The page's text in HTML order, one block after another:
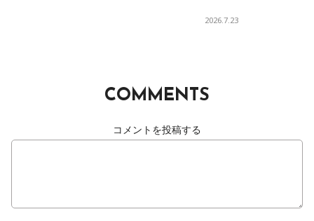
2026.7.23
COMMENTS
コメントを投稿する